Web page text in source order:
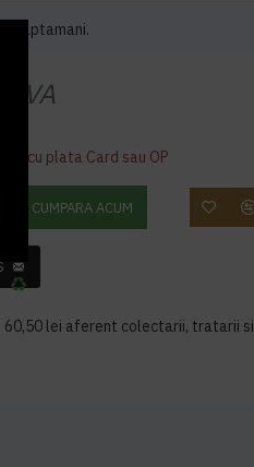
saptamani.
TVA
cu plata Card sau OP
CUMPARA ACUM
60,50 lei aferent colectarii, tratarii si